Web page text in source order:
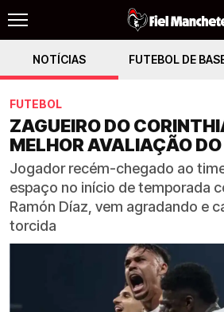
NOTÍCIAS FUTEBOL DE
FUTEBOL
ZAGUEIRO DO
MELHOR AVALIAÇÃO
Jogador recém-chegado ao
espaço no início de temporada
Ramón Díaz, vem agradando e
torcida